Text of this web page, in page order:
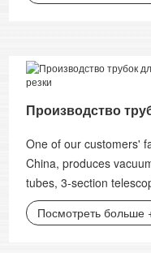
Производство
One of our customers'
China, produces
tubes, 3-section
Посмотреть больше